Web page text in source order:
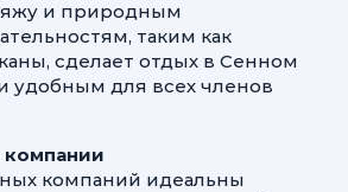
и природным
таким как
сделает отдых в Сенном
удобным для всех членов
компаний идеальны